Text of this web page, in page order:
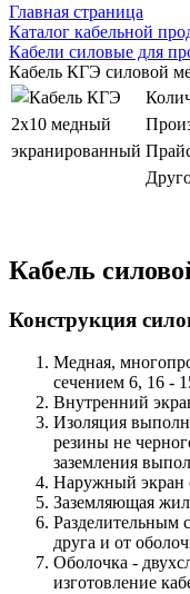
Главная страница
Каталог кабельной
Кабели силовые для
Кабель КГЭ силовой
Кабель
Конструкция
Медная,
сечением 6, 16 -
Внутренний
Изоляция
резины не
заземления
Наружный экран
Заземляющая
Разделительным
друга и от
Оболочка -
изготовление